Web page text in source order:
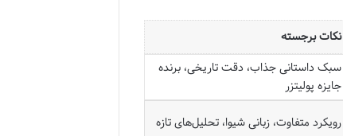
نکات برجسته
سبک داستانی جذاب، دقت تاریخی، برنده
جایزه پولیتزر
رویکرد متفاوت، زبانی شیوا، تحلیل‌های تازه